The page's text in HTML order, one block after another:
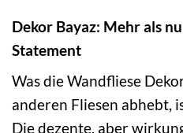
Dekor Bayaz: Mehr als
Statement
Was die Wandfliese
anderen Fliesen abhebt,
Die dezente, aber